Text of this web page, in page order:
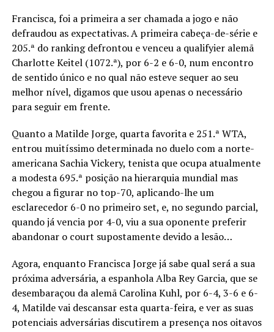
Francisca, foi a primeira a ser chamada a jogo e não
defraudou as expectativas. A primeira cabeça-de-série e
205.ª do ranking defrontou e venceu a qualifyier alemã
Charlotte Keitel (1072.ª), por 6-2 e 6-0, num encontro
de sentido único e no qual não esteve sequer ao seu
melhor nível, digamos que usou apenas o necessário
para seguir em frente.
Quanto a Matilde Jorge, quarta favorita e 251.ª WTA,
entrou muitíssimo determinada no duelo com a norte-
americana Sachia Vickery, tenista que ocupa atualmente
a modesta 695.ª posição na hierarquia mundial mas
chegou a figurar no top-70, aplicando-lhe um
esclarecedor 6-0 no primeiro set, e, no segundo parcial,
quando já vencia por 4-0, viu a sua oponente preferir
abandonar o court supostamente devido a lesão…
Agora, enquanto Francisca Jorge já sabe qual será a sua
próxima adversária, a espanhola Alba Rey Garcia, que se
desembaraçou da alemã Carolina Kuhl, por 6-4, 3-6 e 6-
4, Matilde vai descansar esta quarta-feira, e ver as suas
potenciais adversárias discutirem a presença nos oitavos